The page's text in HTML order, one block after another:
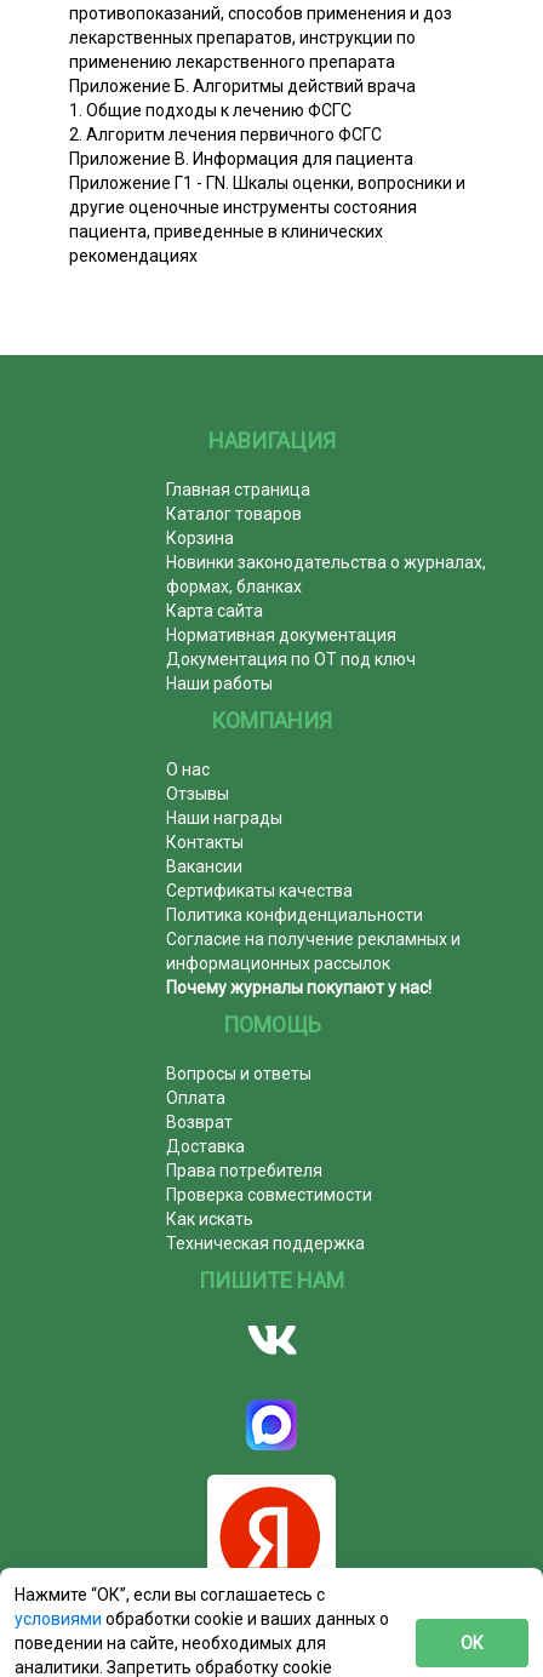
противопоказаний, способов применения и доз
лекарственных препаратов, инструкции по
применению лекарственного препарата
Приложение Б. Алгоритмы действий врача
1. Общие подходы к лечению ФСГС
2. Алгоритм лечения первичного ФСГС
Приложение В. Информация для пациента
Приложение Г1 - ГN. Шкалы оценки, вопросники и
другие оценочные инструменты состояния
пациента, приведенные в клинических
рекомендациях
НАВИГАЦИЯ
Главная страница
Каталог товаров
Корзина
Новинки законодательства о журналах,
формах, бланках
Карта сайта
Нормативная документация
Документация по ОТ под ключ
Наши работы
КОМПАНИЯ
О нас
Отзывы
Наши награды
Контакты
Вакансии
Сертификаты качества
Политика конфиденциальности
Согласие на получение рекламных и
информационных рассылок
Почему журналы покупают у нас!
ПОМОЩЬ
Вопросы и ответы
Оплата
Возврат
Доставка
Права потребителя
Проверка совместимости
Как искать
Техническая поддержка
ПИШИТЕ НАМ
Нажмите “ОК”, если вы соглашаетесь с
условиями обработки cookie и ваших данных о
поведении на сайте, необходимых для
аналитики. Запретить обработку cookie
ОК